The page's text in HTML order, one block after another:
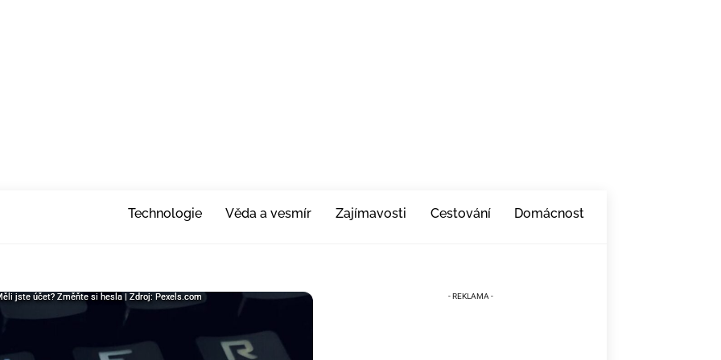
Technologie Věda a vesmír Zajímavosti Cestování Domácnost
jste účet? Změňte si hesla | Zdroj: Pexels.com
jste účet? Změňte si hesla | Zdroj: Pexels.com